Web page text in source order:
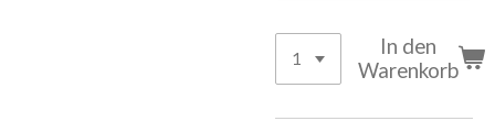
In den
Warenkorb